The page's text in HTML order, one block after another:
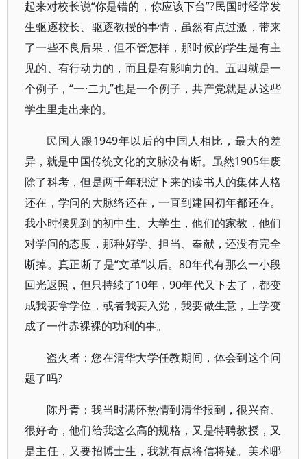
起来对校长说“你是错的，你应该下台”?民国时经常发
生驱逐校长、驱逐教授的事情，虽然有点过激，带来
了一些不良后果，但不管怎样，那时候的学生是有主
见的、有行动力的，而且是有影响力的。五四就是一
个例子，“一·二九”也是一个例子，共产党就是从这些
学生里走出来的。
民国人跟1949年以后的中国人相比，最大的差
异，就是中国传统文化的文脉没有断。虽然1905年废
除了科考，但是两千年积淀下来的读书人的集体人格
还在，学问的大脉络还在，一直到建国初年都还在。
我小时候见到的初中生、大学生，他们的家教，他们
对学问的态度，那种好学、担当、奉献，还没有完全
断掉。真正断了是“文革”以后。80年代有那么一小段
回光返照，但只持续了10年，90年代又下去了，都变
成我要拿学位，或者我要入党，我要做生意，上学变
成了一件赤裸裸的功利的事。
盗火者：您在清华大学任教期间，体会到这个问
题了吗?
陈丹青：我当时满怀热情到清华报到，很兴奋、
很好奇，他们给我这么高的规格，又是特聘教授，又
是主任，又要招博士生，我就有点将信将疑。美术哪